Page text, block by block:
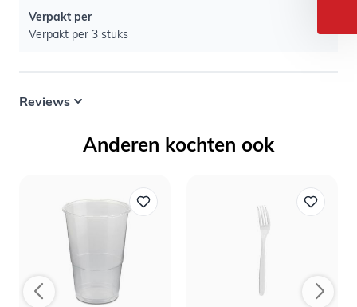
Verpakt per
Verpakt per 3 stuks
Reviews
Anderen kochten ook